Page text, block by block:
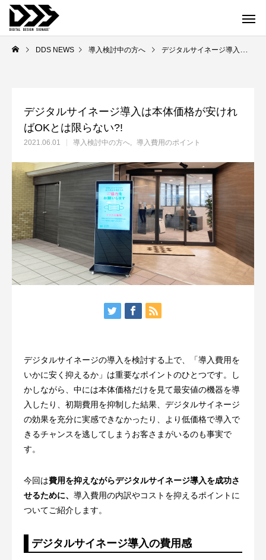
DDS NEWS 導入検討中の方へ デジタルサイネージ導入は本体価格が安ければOKとは限らない?!
デジタルサイネージ導入は本体価格が安けれ
ばOKとは限らない?!
2021.06.01 導入検討中の方へ 導入費用のポイント
デジタルサイネージの導入を検討する上で、「導入費用を
いかに安く抑えるか」は重要なポイントのひとつです。し
かしながら、中には本体価格だけを見て最安値の機器を導
入したり、初期費用を抑制した結果、デジタルサイネージ
の効果を充分に実感できなかったり、より低価格で導入で
きるチャンスを逃してしまうお客さまがいるのも事実で
す。
今回は費用を抑えながらデジタルサイネージ導入を成功さ
せるために、 導入費用の内訳やコストを抑えるポイントに
ついてご紹介します。
デジタルサイネージ導入の費用感